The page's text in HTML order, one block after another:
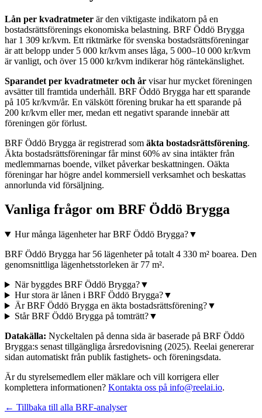
Lån per kvadratmeter är den viktigaste indikatorn på en
bostadsrättsförenings ekonomiska belastning. BRF Öddö Brygga
har 1 309 kr/kvm. Ett riktmärke för svenska bostadsrättsföreningar
är att belopp under 5 000 kr/kvm anses låga, 5 000–10 000 kr/kvm
är vanligt, och över 15 000 kr/kvm indikerar hög räntekänslighet.
Sparandet per kvadratmeter och år visar hur mycket föreningen
avsätter till framtida underhåll. BRF Öddö Brygga har ett sparande
på 105 kr/kvm/år. En välskött förening brukar ha ett sparande på
200 kr/kvm eller mer, medan ett negativt sparande innebär att
föreningen gör förlust.
BRF Öddö Brygga är registrerad som äkta bostadsrättsförening.
Äkta bostadsrättsföreningar får minst 60% av sina intäkter från
medlemmarnas boende, vilket påverkar beskattningen. Oäkta
föreningar har högre andel kommersiell verksamhet och beskattas
annorlunda vid försäljning.
Vanliga frågor om BRF Öddö Brygga
Hur många lägenheter har BRF Öddö Brygga?▼
BRF Öddö Brygga har 56 lägenheter på totalt 4 330 m² boarea. Den
genomsnittliga lägenhetsstorleken är 77 m².
När byggdes BRF Öddö Brygga?▼
Hur stora är lånen i BRF Öddö Brygga?▼
Är BRF Öddö Brygga en äkta bostadsrättsförening?▼
Står BRF Öddö Brygga på tomträtt?▼
Datakälla: Nyckeltalen på denna sida är baserade på BRF Öddö
Brygga:s senast tillgängliga årsredovisning (2025). Reelai genererar
sidan automatiskt från publik fastighets- och föreningsdata.
Är du styrelsemedlem eller mäklare och vill korrigera eller
komplettera informationen? Kontakta oss på info@reelai.io.
← Tillbaka till alla BRF-analyser